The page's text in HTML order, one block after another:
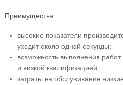
Преимущества:
высокие показатели
уходит около одной секунды;
возможность выполнения
и низкой квалификацией;
затраты на обслуживание